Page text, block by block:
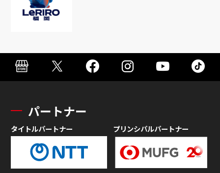
パートナー
タイトルパートナー プリンシパルパートナー